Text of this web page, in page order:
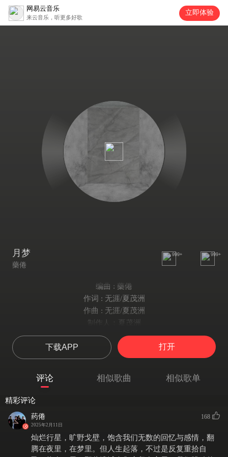
网易云音乐
来云音乐，听更多好歌
立即体验
月梦
藥倦
999+ 999+
编曲 : 藥倦
作词 : 无涯/夏茂洲
作曲 : 无涯/夏茂洲
制作人：夏茂洲
人声：无涯/夏茂洲
吉他：夏茂洲/无涯
鼓：叉子
合成器：夏茂洲
焰火中离去
你轻声地
下载APP 打开
评论 相似歌曲 相似歌单
精彩评论
药倦
2025年2月11日
168
灿烂行星，旷野戈壁，饱含我们无数的回忆与感情，翻
腾在夜里，在梦里。但人生起落，不过是反复重拾自